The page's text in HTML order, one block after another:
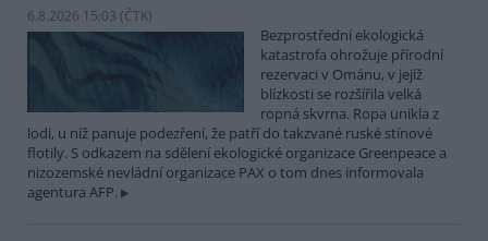
6.8.2026 15:03 (ČTK)
Bezprostřední ekologická
katastrofa ohrožuje přírodní
rezervaci v Ománu, v jejíž
blízkosti se rozšířila velká
ropná skvrna. Ropa unikla z
lodi, u níž panuje podezření, že patří do takzvané ruské stínové
flotily. S odkazem na sdělení ekologické organizace Greenpeace a
nizozemské nevládní organizace PAX o tom dnes informovala
agentura AFP.